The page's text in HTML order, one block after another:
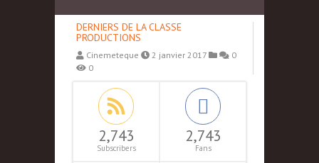
DERNIERS DE LA CLASSE
PRODUCTIONS
Cinemeteque 2 janvier 2017
0
0
2,743
Subscribers
2,743
Fans